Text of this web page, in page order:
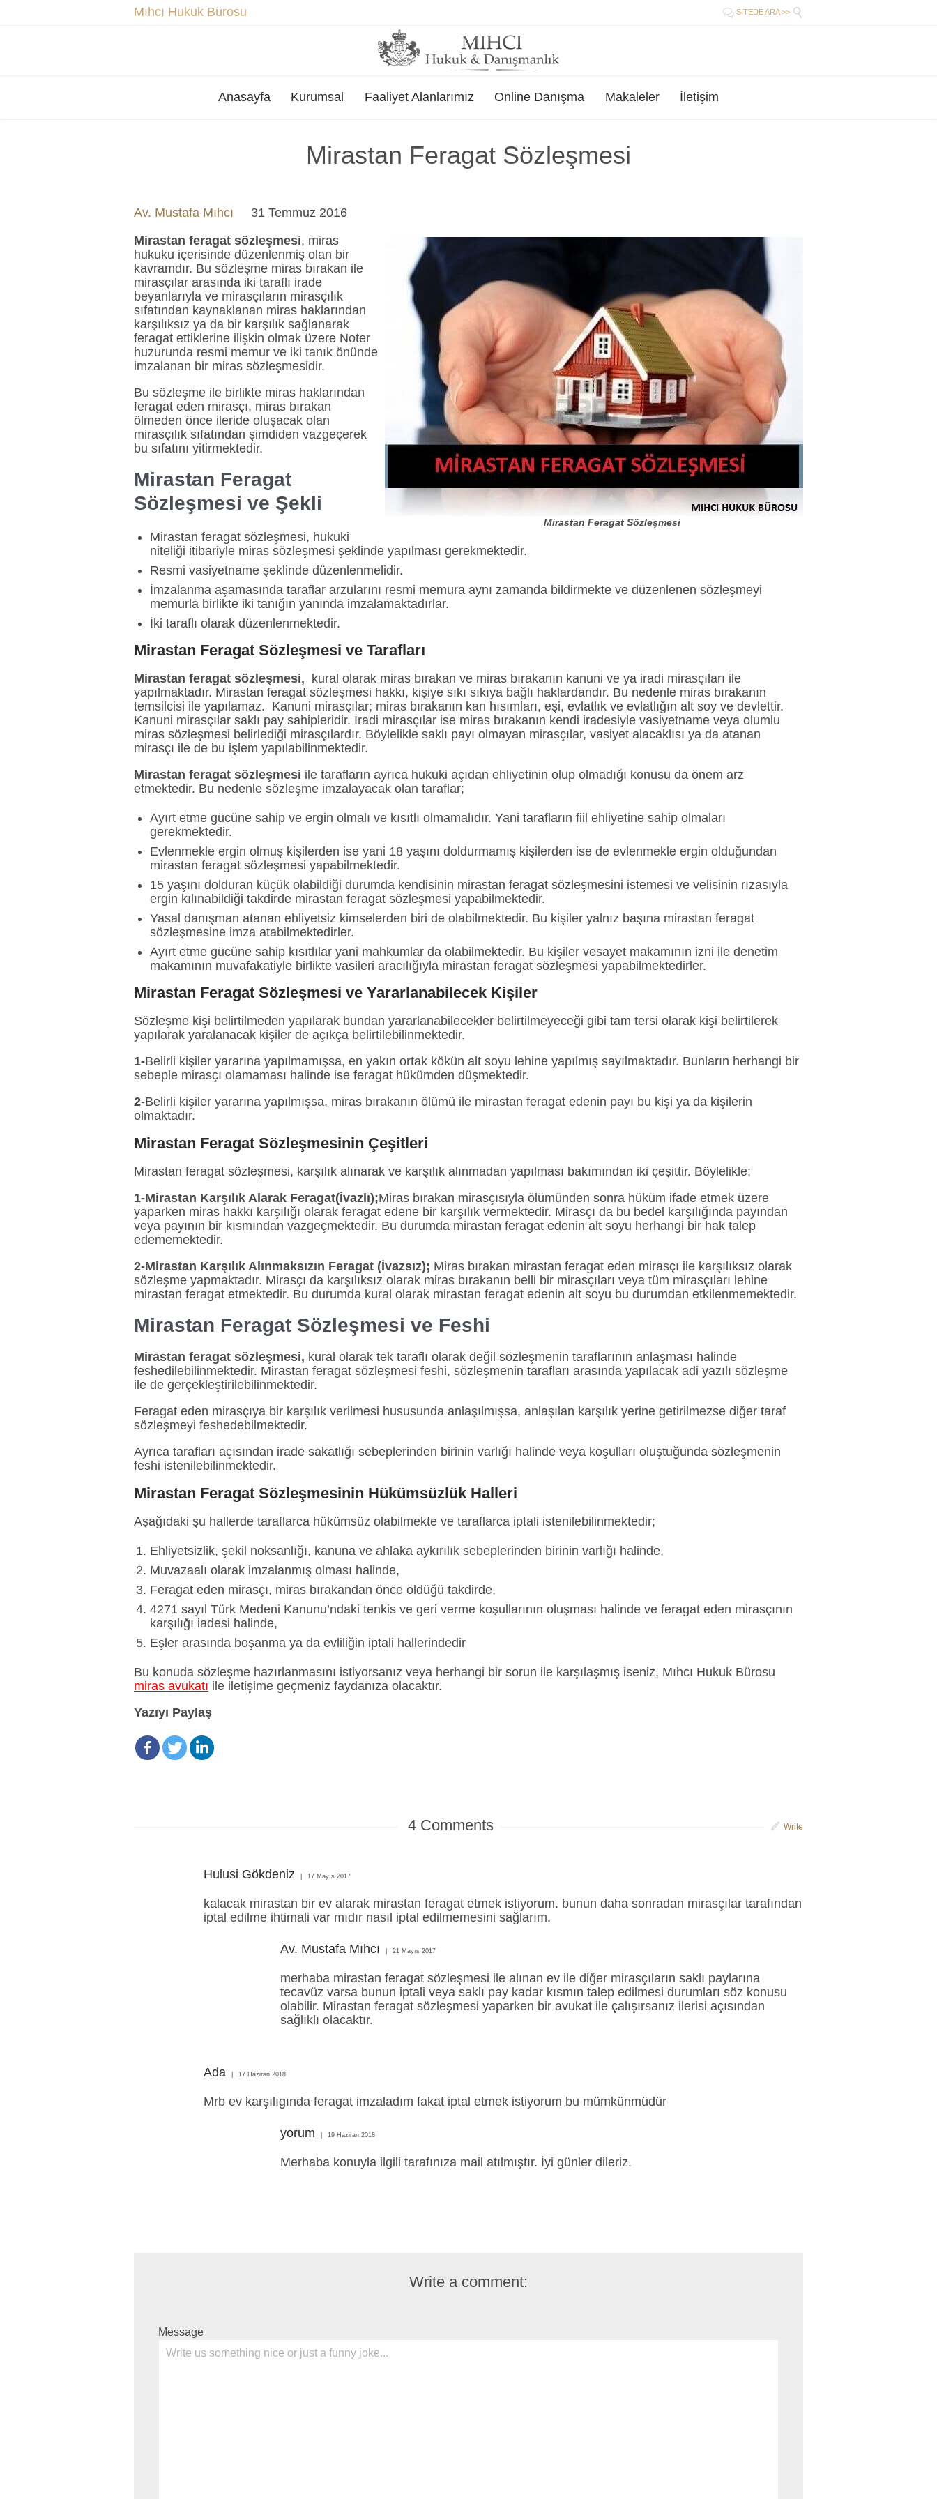
Mıhcı Hukuk Bürosu  SİTEDE ARA >> 
to
Anasayfa Kurumsal Faaliyet Alanlarımız Online Danışma Makaleler İletişim
Mirastan Feragat Sözleşmesi
Av. Mustafa Mıhcı 31 Temmuz 2016
Mirastan Feragat Sözleşmesi
Mirastan feragat sözleşmesi, miras
hukuku içerisinde düzenlenmiş olan bir
kavramdır. Bu sözleşme miras bırakan ile
mirasçılar arasında iki taraflı irade
beyanlarıyla ve mirasçıların mirasçılık
sıfatından kaynaklanan miras haklarından
karşılıksız ya da bir karşılık sağlanarak
feragat ettiklerine ilişkin olmak üzere Noter
huzurunda resmi memur ve iki tanık önünde
imzalanan bir miras sözleşmesidir.
Bu sözleşme ile birlikte miras haklarından
feragat eden mirasçı, miras bırakan
ölmeden önce ileride oluşacak olan
mirasçılık sıfatından şimdiden vazgeçerek
bu sıfatını yitirmektedir.
Mirastan Feragat
Sözleşmesi ve Şekli
Mirastan feragat sözleşmesi, hukuki
niteliği itibariyle miras sözleşmesi şeklinde yapılması gerekmektedir.
Resmi vasiyetname şeklinde düzenlenmelidir.
İmzalanma aşamasında taraflar arzularını resmi memura aynı zamanda bildirmekte ve düzenlenen sözleşmeyi
memurla birlikte iki tanığın yanında imzalamaktadırlar.
İki taraflı olarak düzenlenmektedir.
Mirastan Feragat Sözleşmesi ve Tarafları
Mirastan feragat sözleşmesi, kural olarak miras bırakan ve miras bırakanın kanuni ve ya iradi mirasçıları ile
yapılmaktadır. Mirastan feragat sözleşmesi hakkı, kişiye sıkı sıkıya bağlı haklardandır. Bu nedenle miras bırakanın
temsilcisi ile yapılamaz. Kanuni mirasçılar; miras bırakanın kan hısımları, eşi, evlatlık ve evlatlığın alt soy ve devlettir.
Kanuni mirasçılar saklı pay sahipleridir. İradi mirasçılar ise miras bırakanın kendi iradesiyle vasiyetname veya olumlu
miras sözleşmesi belirlediği mirasçılardır. Böylelikle saklı payı olmayan mirasçılar, vasiyet alacaklısı ya da atanan
mirasçı ile de bu işlem yapılabilinmektedir.
Mirastan feragat sözleşmesi ile tarafların ayrıca hukuki açıdan ehliyetinin olup olmadığı konusu da önem arz
etmektedir. Bu nedenle sözleşme imzalayacak olan taraflar;
Ayırt etme gücüne sahip ve ergin olmalı ve kısıtlı olmamalıdır. Yani tarafların fiil ehliyetine sahip olmaları
gerekmektedir.
Evlenmekle ergin olmuş kişilerden ise yani 18 yaşını doldurmamış kişilerden ise de evlenmekle ergin olduğundan
mirastan feragat sözleşmesi yapabilmektedir.
15 yaşını dolduran küçük olabildiği durumda kendisinin mirastan feragat sözleşmesini istemesi ve velisinin rızasıyla
ergin kılınabildiği takdirde mirastan feragat sözleşmesi yapabilmektedir.
Yasal danışman atanan ehliyetsiz kimselerden biri de olabilmektedir. Bu kişiler yalnız başına mirastan feragat
sözleşmesine imza atabilmektedirler.
Ayırt etme gücüne sahip kısıtlılar yani mahkumlar da olabilmektedir. Bu kişiler vesayet makamının izni ile denetim
makamının muvafakatiyle birlikte vasileri aracılığıyla mirastan feragat sözleşmesi yapabilmektedirler.
Mirastan Feragat Sözleşmesi ve Yararlanabilecek Kişiler
Sözleşme kişi belirtilmeden yapılarak bundan yararlanabilecekler belirtilmeyeceği gibi tam tersi olarak kişi belirtilerek
yapılarak yaralanacak kişiler de açıkça belirtilebilinmektedir.
1-Belirli kişiler yararına yapılmamışsa, en yakın ortak kökün alt soyu lehine yapılmış sayılmaktadır. Bunların herhangi bir
sebeple mirasçı olamaması halinde ise feragat hükümden düşmektedir.
2-Belirli kişiler yararına yapılmışsa, miras bırakanın ölümü ile mirastan feragat edenin payı bu kişi ya da kişilerin
olmaktadır.
Mirastan Feragat Sözleşmesinin Çeşitleri
Mirastan feragat sözleşmesi, karşılık alınarak ve karşılık alınmadan yapılması bakımından iki çeşittir. Böylelikle;
1-Mirastan Karşılık Alarak Feragat(İvazlı);Miras bırakan mirasçısıyla ölümünden sonra hüküm ifade etmek üzere
yaparken miras hakkı karşılığı olarak feragat edene bir karşılık vermektedir. Mirasçı da bu bedel karşılığında payından
veya payının bir kısmından vazgeçmektedir. Bu durumda mirastan feragat edenin alt soyu herhangi bir hak talep
edememektedir.
2-Mirastan Karşılık Alınmaksızın Feragat (İvazsız); Miras bırakan mirastan feragat eden mirasçı ile karşılıksız olarak
sözleşme yapmaktadır. Mirasçı da karşılıksız olarak miras bırakanın belli bir mirasçıları veya tüm mirasçıları lehine
mirastan feragat etmektedir. Bu durumda kural olarak mirastan feragat edenin alt soyu bu durumdan etkilenmemektedir.
Mirastan Feragat Sözleşmesi ve Feshi
Mirastan feragat sözleşmesi, kural olarak tek taraflı olarak değil sözleşmenin taraflarının anlaşması halinde
feshedilebilinmektedir. Mirastan feragat sözleşmesi feshi, sözleşmenin tarafları arasında yapılacak adi yazılı sözleşme
ile de gerçekleştirilebilinmektedir.
Feragat eden mirasçıya bir karşılık verilmesi hususunda anlaşılmışsa, anlaşılan karşılık yerine getirilmezse diğer taraf
sözleşmeyi feshedebilmektedir.
Ayrıca tarafları açısından irade sakatlığı sebeplerinden birinin varlığı halinde veya koşulları oluştuğunda sözleşmenin
feshi istenilebilinmektedir.
Mirastan Feragat Sözleşmesinin Hükümsüzlük Halleri
Aşağıdaki şu hallerde taraflarca hükümsüz olabilmekte ve taraflarca iptali istenilebilinmektedir;
Ehliyetsizlik, şekil noksanlığı, kanuna ve ahlaka aykırılık sebeplerinden birinin varlığı halinde,
Muvazaalı olarak imzalanmış olması halinde,
Feragat eden mirasçı, miras bırakandan önce öldüğü takdirde,
4271 sayıl Türk Medeni Kanunu’ndaki tenkis ve geri verme koşullarının oluşması halinde ve feragat eden mirasçının
karşılığı iadesi halinde,
Eşler arasında boşanma ya da evliliğin iptali hallerindedir
Bu konuda sözleşme hazırlanmasını istiyorsanız veya herhangi bir sorun ile karşılaşmış iseniz, Mıhcı Hukuk Bürosu
miras avukatı ile iletişime geçmeniz faydanıza olacaktır.
Yazıyı Paylaş
4 Comments Write
Hulusi Gökdeniz 17 Mayıs 2017
kalacak mirastan bir ev alarak mirastan feragat etmek istiyorum. bunun daha sonradan mirasçılar tarafından
iptal edilme ihtimali var mıdır nasıl iptal edilmemesini sağlarım.
Av. Mustafa Mıhcı 21 Mayıs 2017
merhaba mirastan feragat sözleşmesi ile alınan ev ile diğer mirasçıların saklı paylarına
tecavüz varsa bunun iptali veya saklı pay kadar kısmın talep edilmesi durumları söz konusu
olabilir. Mirastan feragat sözleşmesi yaparken bir avukat ile çalışırsanız ilerisi açısından
sağlıklı olacaktır.
Ada 17 Haziran 2018
Mrb ev karşılıgında feragat imzaladım fakat iptal etmek istiyorum bu mümkünmüdür
yorum 19 Haziran 2018
Merhaba konuyla ilgili tarafınıza mail atılmıştır. İyi günler dileriz.
Write a comment:
Message